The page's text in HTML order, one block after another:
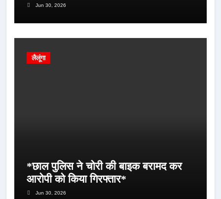
Jun 30, 2026
लैलूंगा
*छाल पुलिस ने चोरी की बाइक बरामद कर
आरोपी को किया गिरफ्तार*
Jun 30, 2026